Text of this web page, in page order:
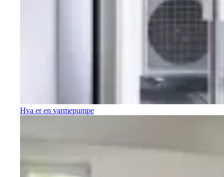
Hva er en varmepumpe